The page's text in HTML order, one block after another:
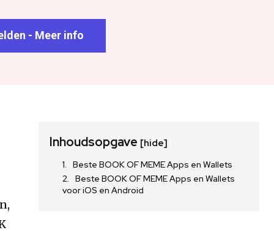
- Meer info
Inhoudsopgave [hide]
Beste BOOK OF MEME Apps en Wallets
Beste BOOK OF MEME Apps en Wallets
voor iOS en Android